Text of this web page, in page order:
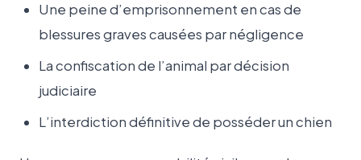
Une peine d’emprisonnement en cas de
blessures graves causées par négligence
La confiscation de l’animal par décision
judiciaire
L’interdiction définitive de posséder un chien